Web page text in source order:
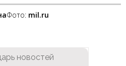
Фото: mil.ru
новостей